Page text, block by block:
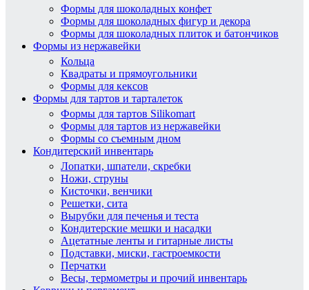
Формы для шоколадных конфет
Формы для шоколадных фигур и декора
Формы для шоколадных плиток и батончиков
Формы из нержавейки
Кольца
Квадраты и прямоугольники
Формы для кексов
Формы для тартов и тарталеток
Формы для тартов Silikomart
Формы для тартов из нержавейки
Формы со съемным дном
Кондитерский инвентарь
Лопатки, шпатели, скребки
Ножи, струны
Кисточки, венчики
Решетки, сита
Вырубки для печенья и теста
Кондитерские мешки и насадки
Ацетатные ленты и гитарные листы
Подставки, миски, гастроемкости
Перчатки
Весы, термометры и прочий инвентарь